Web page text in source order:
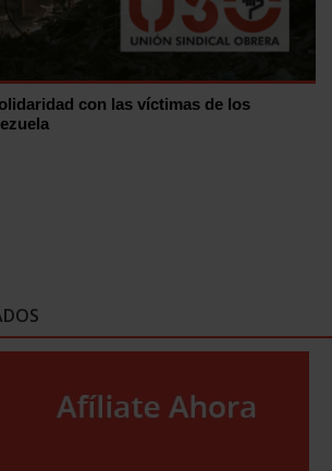
con las víctimas de los